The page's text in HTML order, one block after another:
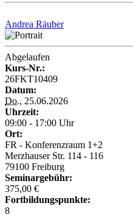
Andrea Räuber
Abgelaufen
Kurs-Nr.:
26FKT10409
Datum:
Do., 25.06.2026
Uhrzeit:
09:00 - 17:00 Uhr
Ort:
FR - Konferenzraum 1+2
Merzhauser Str. 114 - 116
79100 Freiburg
Seminargebühr:
375,00 €
Fortbildungspunkte:
8